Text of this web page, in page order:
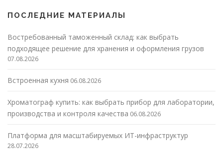
ПОСЛЕДНИЕ МАТЕРИАЛЫ
Востребованный таможенный склад: как выбрать
подходящее решение для хранения и оформления грузов
07.08.2026
Встроенная кухня 06.08.2026
Хроматограф купить: как выбрать прибор для лаборатории,
производства и контроля качества 06.08.2026
Платформа для масштабируемых ИТ-инфраструктур
28.07.2026